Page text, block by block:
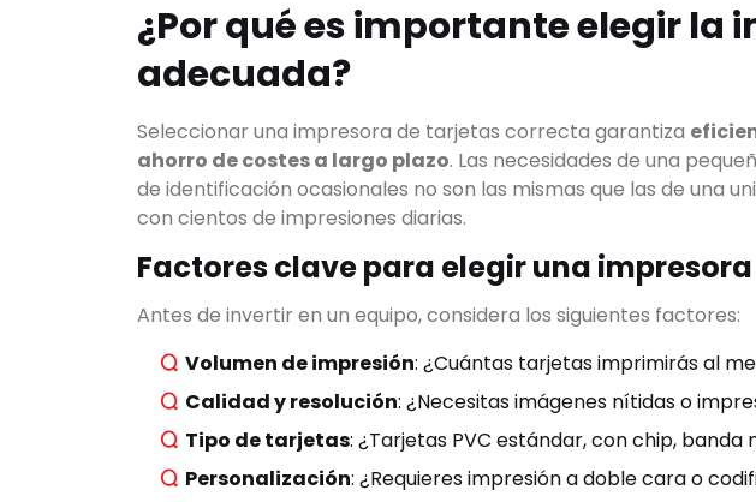
¿Por qué es importante elegir la
adecuada?
Seleccionar una impresora de tarjetas correcta garantiza
ahorro de costes a largo plazo. Las necesidades de una
de identificación ocasionales no son las mismas que las de una
con cientos de impresiones diarias.
Factores clave para elegir una
Antes de invertir en un equipo, considera los siguientes factores:
Volumen de impresión: ¿Cuántas tarjetas imprimirás al
Calidad y resolución: ¿Necesitas imágenes nítidas o
Tipo de tarjetas: ¿Tarjetas PVC estándar, con chip, banda
Personalización: ¿Requieres impresión a doble cara o